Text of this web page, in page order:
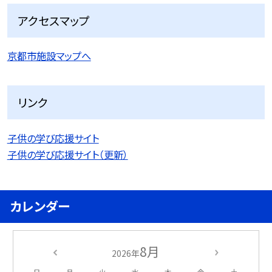
アクセスマップ
京都市施設マップへ
リンク
子供の学び応援サイト
子供の学び応援サイト（更新）
カレンダー
2026年8月